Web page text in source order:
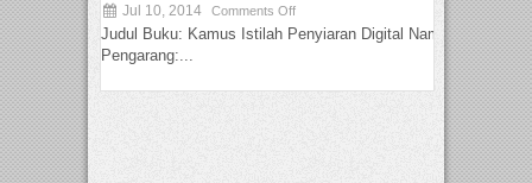
Jul 10, 2014 Comments Off
Judul Buku: Kamus Istilah Penyiaran Digital Nama
Pengarang:...